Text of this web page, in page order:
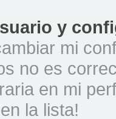
y
mi
no es
en mi
la lista!